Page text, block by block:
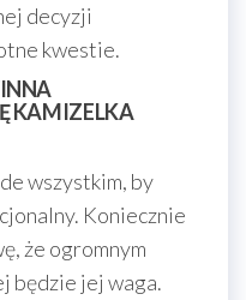
decyzji
kwestie.
KAMIZELKA
wszystkim, by
Koniecznie
że ogromnym
będzie jej waga.